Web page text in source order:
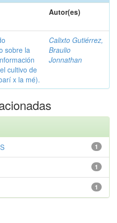
Autor(es)
sobre la
cultivo de
x la mé).
Calixto Gutiérrez,
Braulio
Jonnathan
1
1
1